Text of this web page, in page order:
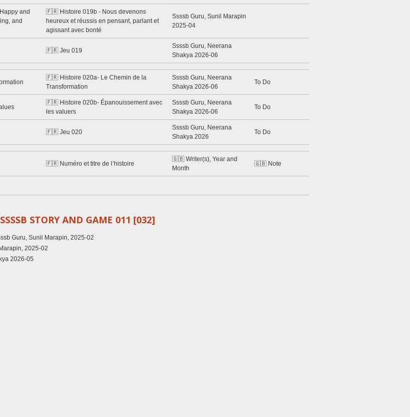
and
and
🇫🇷 Histoire 019b - Nous devenons
heureux et réussis en pensant, parlant et
agissant avec bonté
Ssssb Guru, Sunil Marapin
2025-04
🇫🇷 Jeu 019
Ssssb Guru, Neerana
Shakya 2026-06
🇫🇷 Histoire 020a- Le Chemin de la
Transformation
Ssssb Guru, Neerana
Shakya 2026-06
To Do
🇫🇷 Histoire 020b- Épanouissement avec
les valuers
Ssssb Guru, Neerana
Shakya 2026-06
To Do
🇫🇷 Jeu 020
Ssssb Guru, Neerana
Shakya 2026
To Do
🇫🇷 Numéro et titre de l’histoire
🇬🇧 Writer(s), Year and
Month
🇬🇧 Note
STORY AND GAME 011 [032]
Guru, Sunil Marapin, 2025-02
2025-02
2026-05